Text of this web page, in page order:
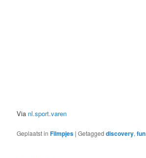
Via nl.sport.varen
Geplaatst in Filmpjes |Getagged discovery,fun